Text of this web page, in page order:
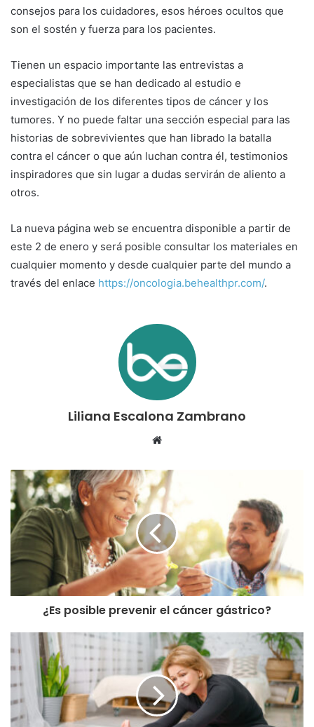
consejos para los cuidadores, esos héroes ocultos que
son el sostén y fuerza para los pacientes.
Tienen un espacio importante las entrevistas a
especialistas que se han dedicado al estudio e
investigación de los diferentes tipos de cáncer y los
tumores. Y no puede faltar una sección especial para las
historias de sobrevivientes que han librado la batalla
contra el cáncer o que aún luchan contra él, testimonios
inspiradores que sin lugar a dudas servirán de aliento a
otros.
La nueva página web se encuentra disponible a partir de
este 2 de enero y será posible consultar los materiales en
cualquier momento y desde cualquier parte del mundo a
través del enlace https://oncologia.behealthpr.com/.
Liliana Escalona Zambrano
Sitio
¿Es posible prevenir el cáncer gástrico?